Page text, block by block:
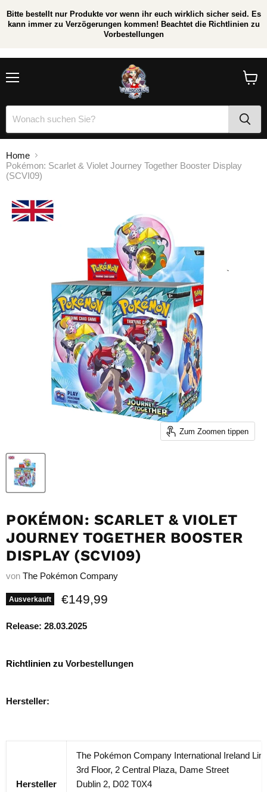
Bitte bestellt nur Produkte vor wenn ihr euch wirklich sicher seid. Es
kann immer zu Verzögerungen kommen! Beachtet die Richtlinien zu
Vorbestellungen
Home
Pokémon: Scarlet & Violet Journey Together Booster Display
(SCVI09)
Zum Zoomen tippen
POKÉMON: SCARLET & VIOLET
JOURNEY TOGETHER BOOSTER
DISPLAY (SCVI09)
von The Pokémon Company
Ausverkauft Aktueller Preis
€149,99
Release: 28.03.2025
Richtlinien zu Vorbestellungen
Hersteller:
Hersteller
The Pokémon Company International Ireland
3rd Floor, 2 Central Plaza, Dame Street
Dublin 2, D02 T0X4